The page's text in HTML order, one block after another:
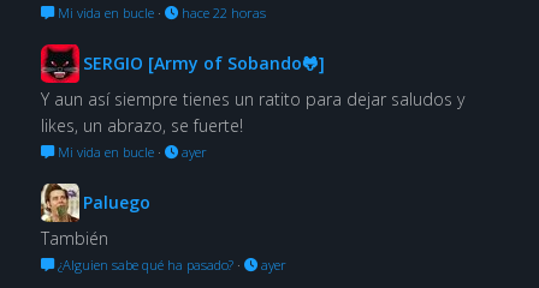
Mi vida en bucle· hace 22 horas
SERGIO [Army of Sobando🐸]
Y aun así siempre tienes un ratito para dejar saludos y
likes, un abrazo, se fuerte!
Mi vida en bucle· ayer
Paluego
También
¿Alguien sabe qué ha pasado?· ayer